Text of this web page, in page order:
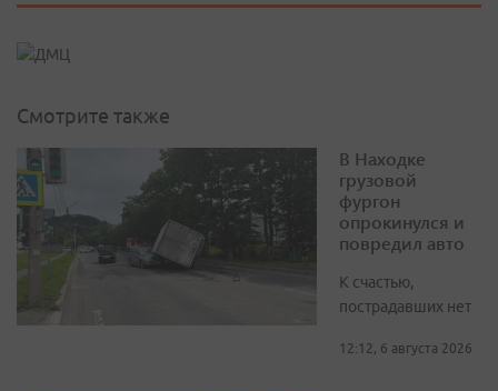
Смотрите также
В Находке
грузовой
фургон
опрокинулся и
повредил авто
К счастью,
пострадавших нет
12:12, 6 августа 2026